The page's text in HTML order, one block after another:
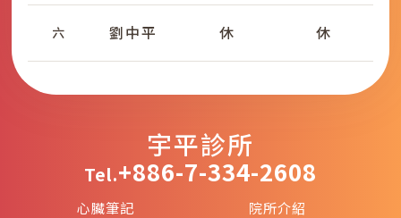
六 劉中平 休 休
宇平診所
Tel.+886-7-334-2608
心臟筆記 院所介紹